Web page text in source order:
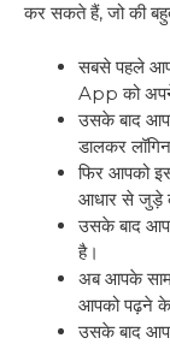
कर सकते हैं, जो की
सबसे पहले
App को
उसके बाद
डालकर
फिर आपको
आधार से जुड़े
उसके बाद
है।
अब आपके
आपको पढ़ने के
उसके बाद